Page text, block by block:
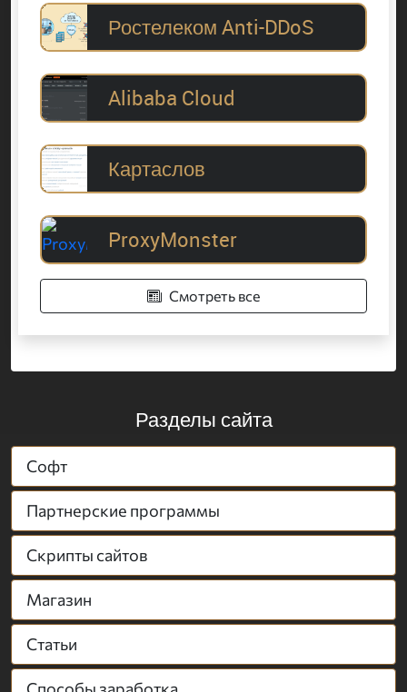
Ростелеком Anti-DDoS
Alibaba Cloud
Картаслов
ProxyMonster
Смотреть все
Разделы сайта
Софт
Партнерские программы
Скрипты сайтов
Магазин
Статьи